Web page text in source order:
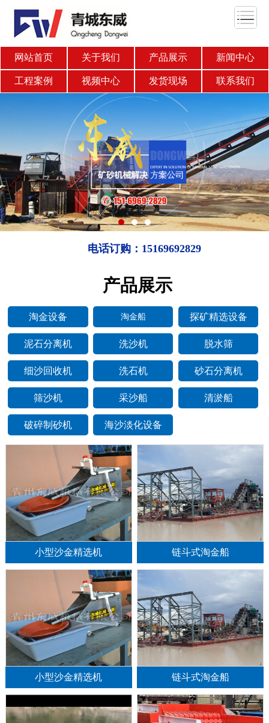
网站首页 关于我们 产品展示 新闻中心
工程案例 视频中心 发货现场 联系我们
1 3
电话订购：15169692829
产品展示
淘金设备 淘金船 探矿精选设备
泥石分离机 洗沙机 脱水筛
细沙回收机 洗石机 砂石分离机
筛沙机 采沙船 清淤船
破碎制砂机 海沙淡化设备
小型沙金精选机 链斗式淘金船
小型沙金精选机 链斗式淘金船